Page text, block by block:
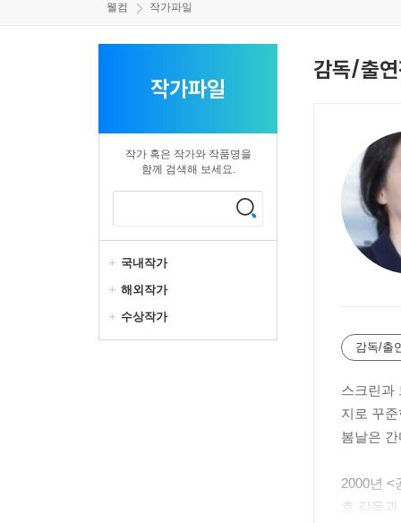
웰컴 작가파일
작가파일
작가 혹은 작가와 작품명을
함께 검색해 보세요.
국내작가
해외작가
수상작가
감독/출
감독/출
스크린과
지로 꾸
봄날은
2000년 <
호 감독